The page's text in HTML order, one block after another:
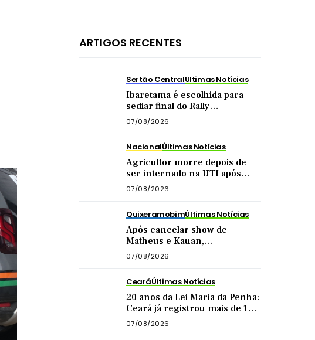
ARTIGOS RECENTES
Sertão CentralÚltimas Notícias
Ibaretama é escolhida para
sediar final do Rally
Forrageiras, evento agro
organizado pela CNA
07/08/2026
NacionalÚltimas Notícias
Agricultor morre depois de
ser internado na UTI após
levar ‘marrada’ de vaca
enquanto tirava leite
07/08/2026
QuixeramobimÚltimas Notícias
Após cancelar show de
Matheus e Kauan,
Quixeramobim anuncia vagão
da Transnordestina como
atração de aniversário do
município
07/08/2026
CearáÚltimas Notícias
20 anos da Lei Maria da Penha:
Ceará já registrou mais de 13
mil casos de violência contra
mulher este ano
07/08/2026